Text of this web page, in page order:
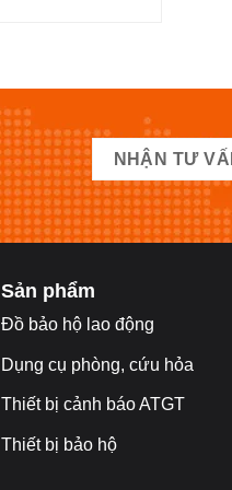
phẩm
NHẬN TƯ
Sản phẩm
Đồ bảo hộ lao động
Dụng cụ phòng, cứu hỏa
Thiết bị cảnh báo ATGT
Thiết bị bảo hộ